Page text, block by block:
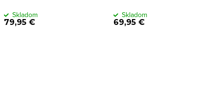
79,95 €
Skladom
69,95 €
Skladom